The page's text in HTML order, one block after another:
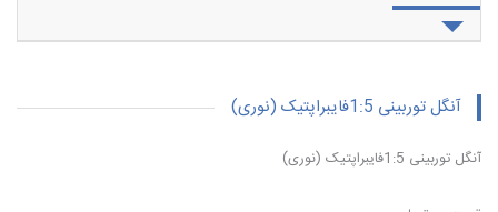
آنگل توربینی 1:5فایبراپتیک (نوری)
آنگل توربینی 1:5فایبراپتیک (نوری)